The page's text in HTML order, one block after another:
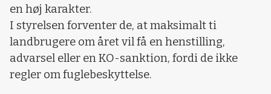
en høj karakter.
I styrelsen forventer de, at maksimalt ti
landbrugere om året vil få en henstilling,
advarsel eller en KO-sanktion, fordi de ikke
regler om fuglebeskyttelse.